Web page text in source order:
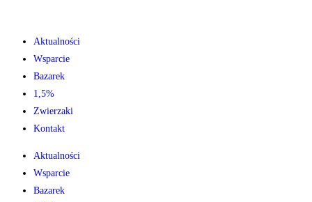
Aktualności
Wsparcie
Bazarek
1,5%
Zwierzaki
Kontakt
Aktualności
Wsparcie
Bazarek